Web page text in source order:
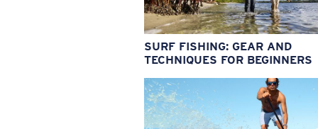
SURF FISHING: GEAR AND
TECHNIQUES FOR BEGINNERS